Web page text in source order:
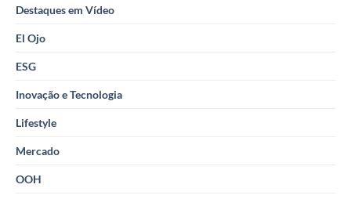
Destaques em Vídeo
El Ojo
ESG
Inovação e Tecnologia
Lifestyle
Mercado
OOH